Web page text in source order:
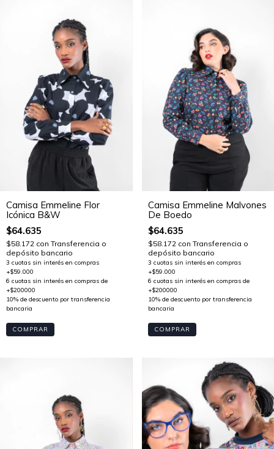
Camisa Emmeline Flor
Icónica B&W
$64.635
$58.172 con Transferencia o
depósito bancario
COMPRAR
Camisa Emmeline Malvones
De Boedo
$64.635
$58.172 con Transferencia o
depósito bancario
COMPRAR